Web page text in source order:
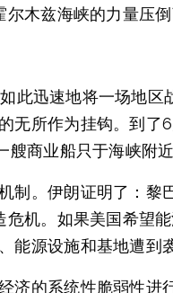
木兹海峡的力量压倒
此迅速地将一场地
无所作为挂钩。到
商业船只于海峡附
制。伊朗证明了：黎
机。如果美国希望
源设施和基地遭到
济的系统性脆弱性进